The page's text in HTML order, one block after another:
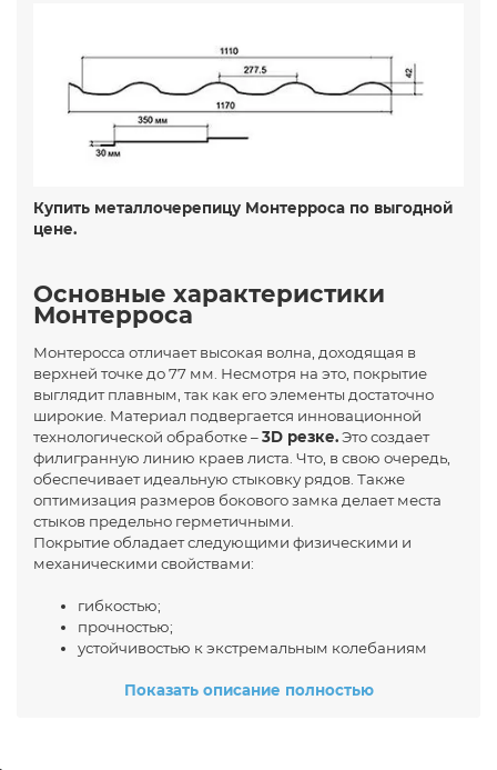
Купить металлочерепицу Монтерроса по выгодной
цене.
Основные характеристики
Монтерроса
Монтеросса отличает высокая волна, доходящая в
верхней точке до 77 мм. Несмотря на это, покрытие
выглядит плавным, так как его элементы достаточно
широкие. Материал подвергается инновационной
технологической обработке –3D резке.Это создает
филигранную линию краев листа. Что, в свою очередь,
обеспечивает идеальную стыковку рядов. Также
оптимизация размеров бокового замка делает места
стыков предельно герметичными.
Покрытие обладает следующими физическими и
механическими свойствами:
гибкостью;
прочностью;
устойчивостью к экстремальным колебаниям
способностью выдержать жесткий режим
Показать описание полностью